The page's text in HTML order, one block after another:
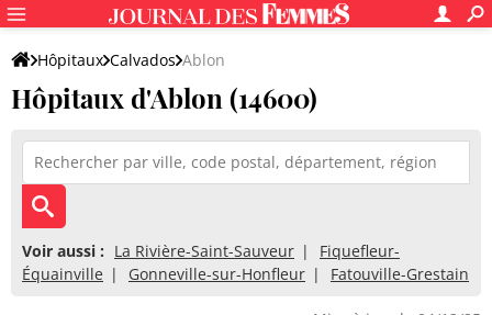
Hôpitaux Calvados Ablon
Hôpitaux d'Ablon (14600)
Voir aussi : La Rivière-Saint-Sauveur
Fiquefleur-
Équainville
Gonneville-sur-Honfleur Fatouville-Grestain